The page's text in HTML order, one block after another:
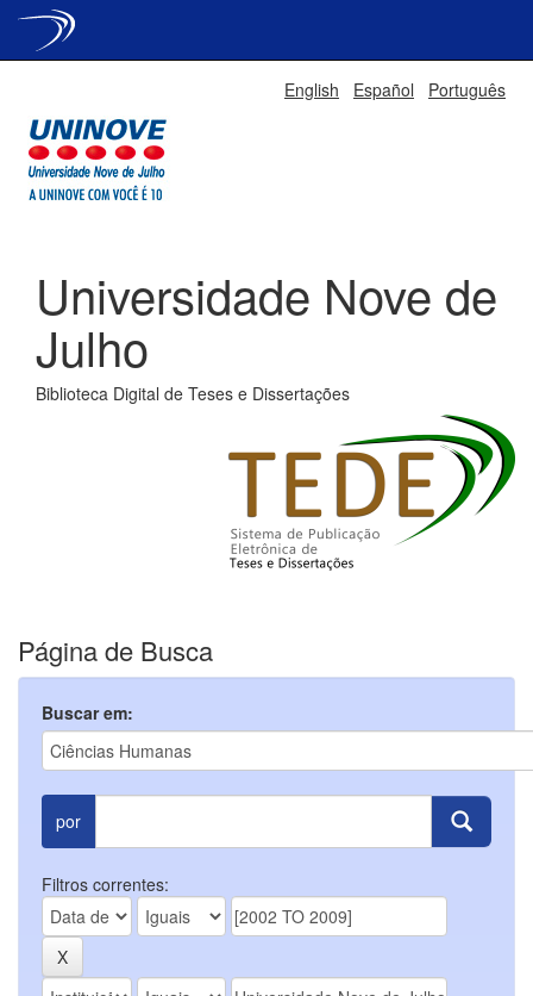
English Español Português
Universidade Nove de
Julho
Biblioteca Digital de Teses e Dissertações
Página de Busca
Buscar em:
por
Filtros correntes: